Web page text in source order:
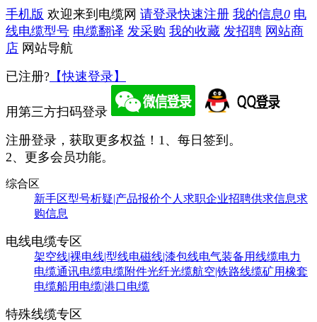
手机版 欢迎来到电缆网 请登录快速注册 我的信息0 电
线电缆型号 电缆翻译 发采购 我的收藏 发招聘 网站商
店 网站导航
已注册? 【快速登录】
用第三方扫码登录
注册登录，获取更多权益！ 1、每日签到。
2、更多会员功能。
综合区
新手区型号析疑|产品报价个人求职企业招聘供求信息求
购信息
电线电缆专区
架空线|裸电线|型线电磁线|漆包线电气装备用线缆电力
电缆通讯电缆电缆附件光纤光缆航空|铁路线缆矿用橡套
电缆船用电缆|港口电缆
特殊线缆专区